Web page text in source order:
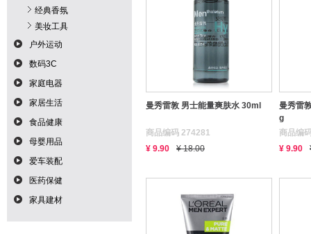
经典香氛
美妆工具
户外运动
数码3C
家庭电器
家居生活
食品健康
母婴用品
爱车装配
医药保健
家具建材
曼秀雷敦 男士能量爽肤水 30ml
商品编码 274281
¥ 9.90
¥ 18.00
曼秀雷
g
商品编
¥ 9.90